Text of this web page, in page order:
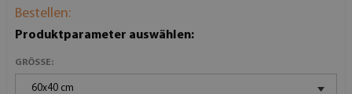
Bestellen:
Produktparameter auswählen:
GRÖSSE:
60x40 cm